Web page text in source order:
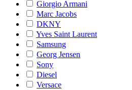
Giorgio Armani
Marc Jacobs
DKNY
Yves Saint Laurent
Samsung
Georg Jensen
Sony
Diesel
Versace